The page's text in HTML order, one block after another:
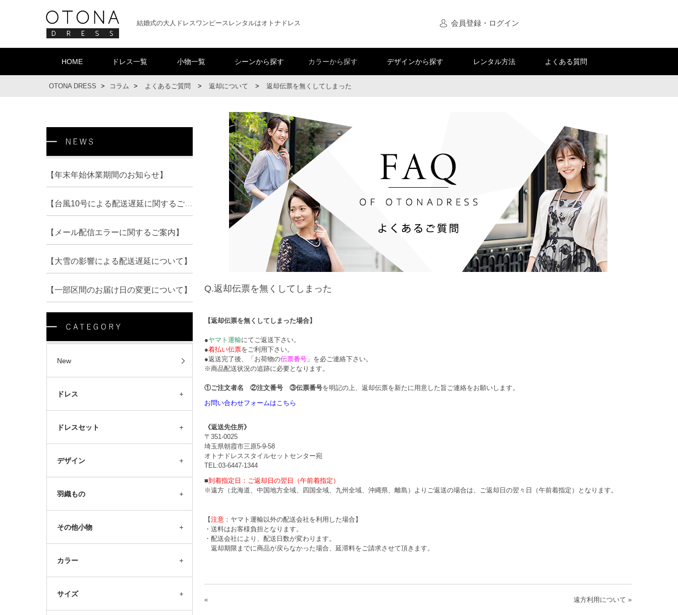
結婚式の大人ドレスワンピースレンタルはオトナドレス 会員登録・ログイン
HOME ドレス一覧 小物一覧 シーンから探す カラーから探す デザインから探す レンタル方法 よくある質問
OTONA DRESS > コラム > よくあるご質問 > 返却について > 返却伝票を無くしてしまった
Q.返却伝票を無くしてしまった
【返却伝票を無くしてしまった場合】
●ヤマト運輸にてご返送下さい。
●着払い伝票をご利用下さい。
●返送完了後、「お荷物の伝票番号 」を必ご連絡下さい。
※商品配送状況の追跡に必要となります。
①ご注文者名 ②注文番号 ③伝票番号を明記の上、返却伝票を新たに用意した旨ご連絡をお願いします。
お問い合わせフォームはこちら
《返送先住所》
〒351-0025
埼玉県朝霞市三原5-9-58
オトナドレススタイルセットセンター宛
TEL:03-6447-1344
■到着指定日：ご返却日の翌日（午前着指定）
※遠方（北海道、中国地方全域、四国全域、九州全域、沖縄県、離島）よりご返送の場合は、ご返却日の翌々日（午前着指定）となります。
【注意 ：ヤマト運輸以外の配送会社を利用した場合】
・送料はお客様負担となります。
・配送会社により、配送日数が変わります。
返却期限までに商品が戻らなかった場合、延滞料をご請求させて頂きます。
« 遠方利用について »
【年末年始休業期間のお知らせ】
【台風10号による配送遅延に関するご案内】
【メール配信エラーに関するご案内】
【大雪の影響による配送遅延について】
【一部区間のお届け日の変更について】
New
ドレス
ドレスセット
デザイン
羽織もの
その他小物
カラー
サイズ